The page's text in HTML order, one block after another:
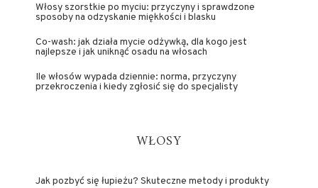
Włosy szorstkie po myciu: przyczyny i sprawdzone
sposoby na odzyskanie miękkości i blasku
Co-wash: jak działa mycie odżywką, dla kogo jest
najlepsze i jak uniknąć osadu na włosach
Ile włosów wypada dziennie: norma, przyczyny
przekroczenia i kiedy zgłosić się do specjalisty
WŁOSY
Jak pozbyć się łupieżu? Skuteczne metody i produkty